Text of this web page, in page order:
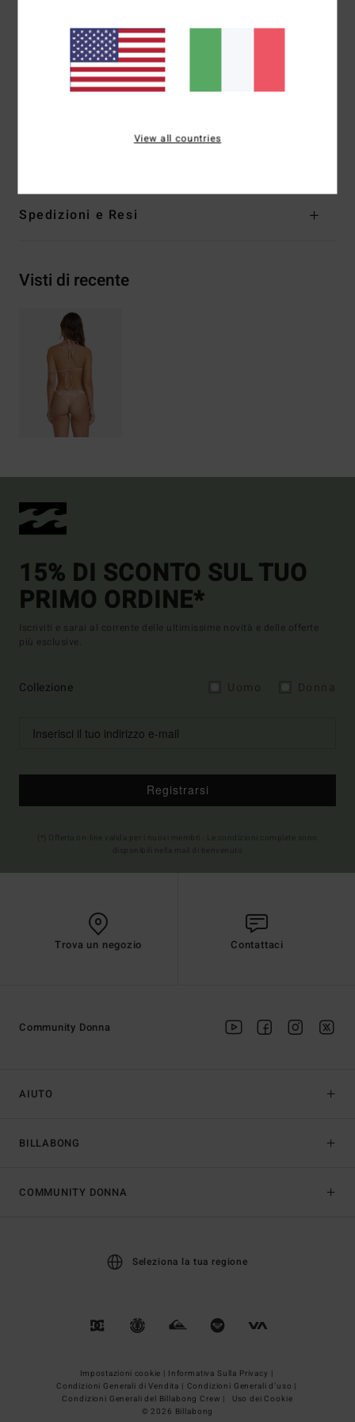
Chiusura:chiusura tanga con nodo laterale
Copertura:copertura succinta
Spedizioni e Resi
Visti di recente
15% DI SCONTO SUL TUO
PRIMO ORDINE*
Iscriviti e sarai al corrente delle ultimissime novità e delle offerte
più esclusive.
Collezione
Registrarsi
Trova un negozio Contattaci
AIUTO
BILLABONG
Community Donna
COMMUNITY DONNA
Seleziona la tua regione
Impostazioni cookie | Informativa Sulla Privacy |
Condizioni Generali di Vendita | Condizioni Generali d’uso |
Condizioni Generali del Billabong Crew |
Uso dei Cookie
© 2026 Billabong
View all countries